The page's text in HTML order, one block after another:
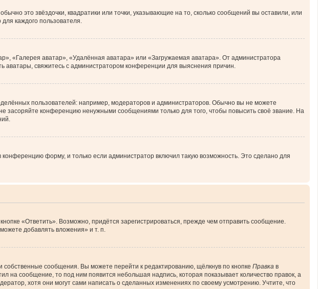
это звёздочки, квадратики или точки, указывающие на то, сколько сообщений вы оставили, или
каждого пользователя.
«Галерея аватар», «Удалённая аватара» или «Загружаемая аватара». От администратора
аватары, свяжитесь с администратором конференции для выяснения причин.
пользователей: например, модераторов и администраторов. Обычно вы не можете
засоряйте конференцию ненужными сообщениями только для того, чтобы повысить своё звание. На
форму, и только если администратор включил такую возможность. Это сделано для
«Ответить». Возможно, придётся зарегистрироваться, прежде чем отправить сообщение.
добавлять вложения» и т. п.
сообщения. Вы можете перейти к редактированию, щёлкнув по кнопке Правка в
на сообщение, то под ним появится небольшая надпись, которая показывает количество правок, а
хотя они могут сами написать о сделанных изменениях по своему усмотрению. Учтите, что